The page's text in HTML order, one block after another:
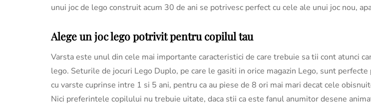
unui joc de lego construit acum 30 de ani se potrivesc perfect cu cele ale unui joc nou,
Alege un joc lego potrivit pentru copilul tau
Varsta este unul din cele mai importante caracteristici de care trebuie sa tii cont atunci
lego. Seturile de jocuri Lego Duplo, pe care le gasiti in orice magazin Lego, sunt
cu varste cuprinse intre 1 si 5 ani, pentru ca au piese de 8 ori mai mari decat cele
Nici preferintele copilului nu trebuie uitate, daca stii ca este fanul anumitor desene